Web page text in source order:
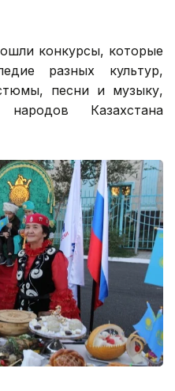
конкурсы, которые
разных культур,
песни и музыку,
Казахстана